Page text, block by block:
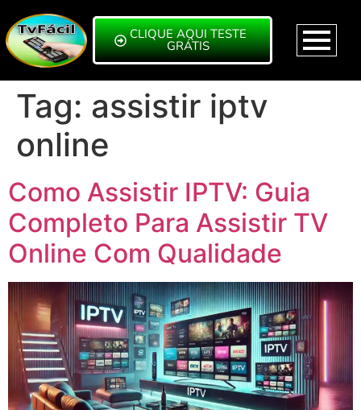
CLIQUE AQUI TESTE
GRÁTIS
Tag: assistir iptv
online
Como Assistir IPTV: Guia
Completo Para Assistir TV
Online Com Qualidade